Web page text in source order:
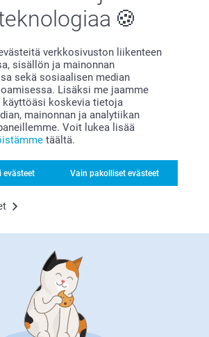
verkkosivuston liikenteen
sisällön ja mainonnan
sekä sosiaalisen median
Lisäksi me jaamme
koskevia tietoja
mainonnan ja analytiikan
Voit lukea lisää
täältä.
evästeet Vain pakolliset evästeet
kaikista tilauksista
inspiraatiota?
täällä sinun vuoksesi